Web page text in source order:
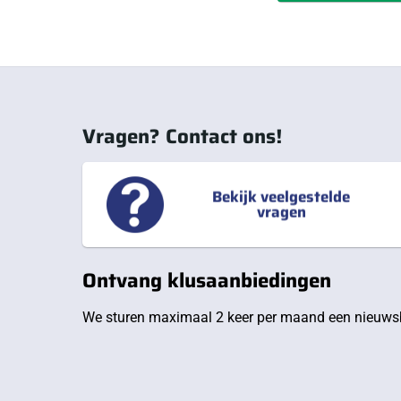
Vragen? Contact ons!
Bekijk veelgestelde
vragen
Ontvang klusaanbiedingen
We sturen maximaal 2 keer per maand een